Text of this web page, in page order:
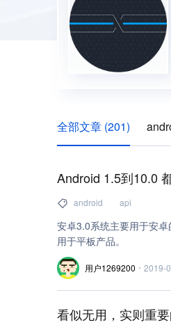
全部文章 (201)
http (6)
开源 (6)
https (4)
系统架构 (4)
windows server (3)
node.js (2)
移动开发 (2)
c++ (1)
javascript (1)
Android 1.5到10.0
android api
安卓3.0系统主要用于安
用于平板产品。
用户1269200 2019-
看似无用，实则重